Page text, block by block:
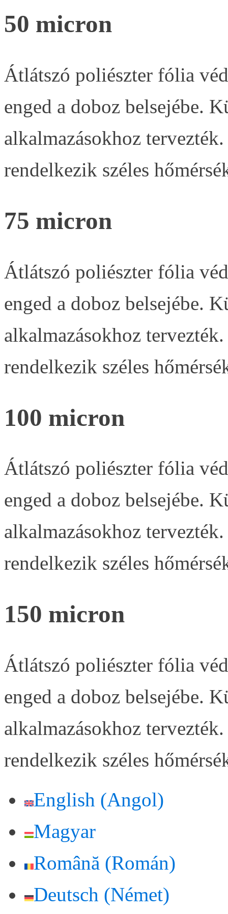
50 micron
Átlátszó poliészter fólia
enged a doboz belsejébe.
alkalmazásokhoz
rendelkezik széles
75 micron
Átlátszó poliészter fólia
enged a doboz belsejébe.
alkalmazásokhoz
rendelkezik széles
100 micron
Átlátszó poliészter fólia
enged a doboz belsejébe.
alkalmazásokhoz
rendelkezik széles
150 micron
Átlátszó poliészter fólia
enged a doboz belsejébe.
alkalmazásokhoz
rendelkezik széles
English (Angol)
Magyar
Română (Román)
Deutsch (Német)